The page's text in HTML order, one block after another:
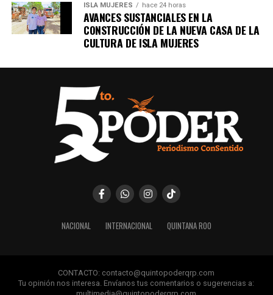
ISLA MUJERES hace 24 horas
AVANCES SUSTANCIALES EN LA
CONSTRUCCIÓN DE LA NUEVA CASA DE LA
CULTURA DE ISLA MUJERES
NACIONAL INTERNACIONAL QUINTANA ROO
CONTACTO: contacto@quintopoderqrp.com
Tu opinión nos interesa. Envíanos tus comentarios o sugerencias a: